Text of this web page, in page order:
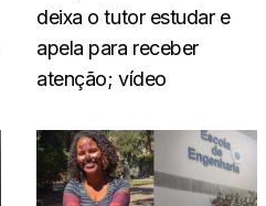
deixa o tutor estudar e
apela para receber
atenção; vídeo